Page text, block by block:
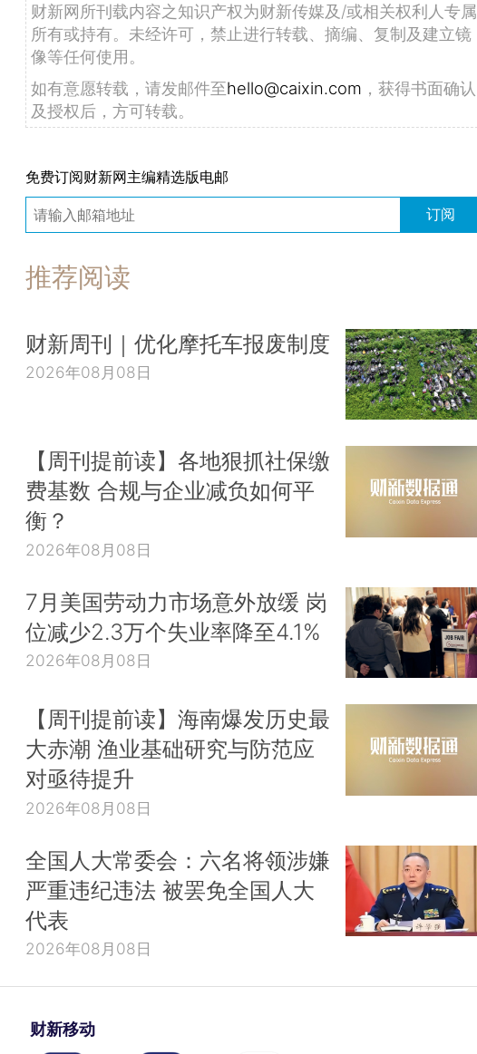
财新网所刊载内容之知识产权为财新传媒及/或相关权利人专属
所有或持有。未经许可，禁止进行转载、摘编、复制及建立镜
像等任何使用。
如有意愿转载，请发邮件至hello@caixin.com ，获得书面确认
及授权后，方可转载。
免费订阅财新网主编精选版电邮
订阅
推荐阅读
财新周刊｜优化摩托车报废制度
2026年08月08日
【周刊提前读】各地狠抓社保缴
费基数 合规与企业减负如何平
衡？
2026年08月08日
7月美国劳动力市场意外放缓 岗
位减少2.3万个失业率降至4.1%
2026年08月08日
【周刊提前读】海南爆发历史最
大赤潮 渔业基础研究与防范应
对亟待提升
2026年08月08日
全国人大常委会：六名将领涉嫌
严重违纪违法 被罢免全国人大
代表
2026年08月08日
财新移动